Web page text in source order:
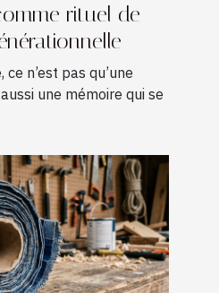
rituel de
n’est pas qu’une
une mémoire qui se